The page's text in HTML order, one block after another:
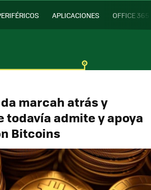
APLICACIONES OFFICE 365
marcah atrás y
todavía admite y apoya
Bitcoins